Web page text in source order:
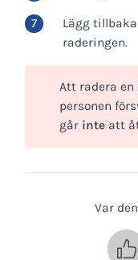
Lägg
raderingen.
Att radera
personen
går inteatt
Var